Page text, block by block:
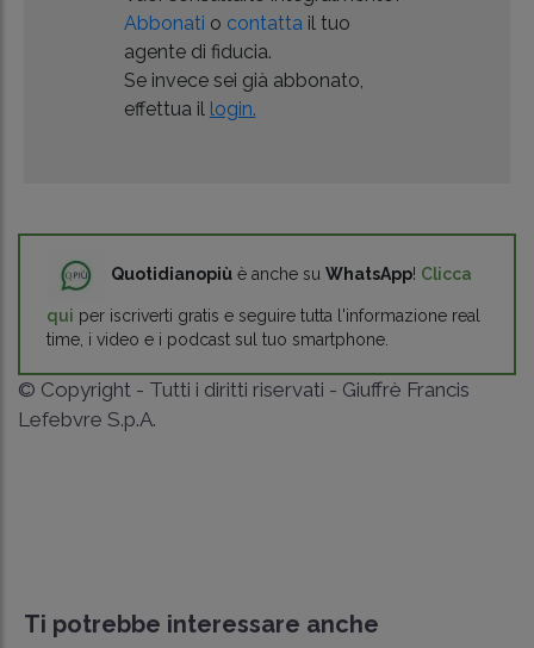
Abbonati o contattail tuo
agente di fiducia.
Se invece sei già abbonato,
effettua il login.
Quotidianopiù è anche su WhatsApp! Clicca
qui per iscriverti gratis e seguire tutta l'informazione real
time, i video e i podcast sul tuo smartphone.
© Copyright - Tutti i diritti riservati - Giuffrè Francis
Lefebvre S.p.A.
Ti potrebbe interessare anche